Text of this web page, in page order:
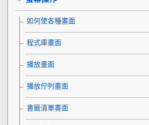
如何使各種畫面
程式庫畫面
播放畫面
播放佇列畫面
書籤清單畫面